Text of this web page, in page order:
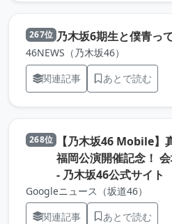
267位 乃木坂6期生と僕青っ
46NEWS（乃木坂46）
関連記事
あとで読む
268位
【乃木坂46 Mobile】
福岡公演開催記念！
- 乃木坂46公式サイト
Googleニュース（坂道46）
関連記事
あとで読む